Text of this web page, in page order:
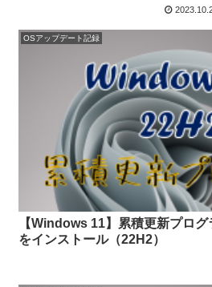
OSアップデート記録
【Windows 11】累積更新プログ
をインストール（22H2）